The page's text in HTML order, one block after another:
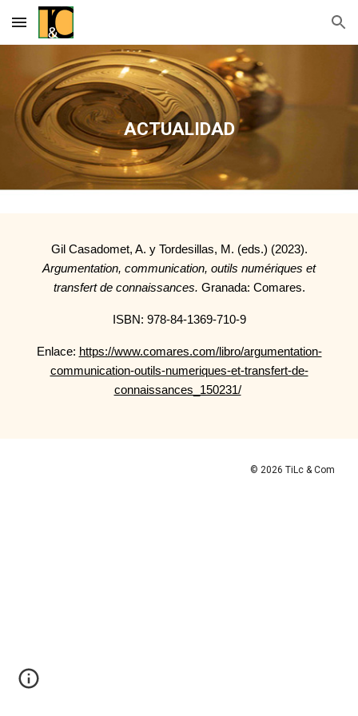
Skip to main content Skip to navigation
ACTUALIDAD
Gil Casadomet, A. y Tordesillas, M. (eds.) (2023).
Argumentation, communication, outils numériques et
transfert de connaissances. Granada: Comares.
ISBN: 978-84-1369-710-9
Enlace: https://www.comares.com/libro/argumentation-
communication-outils-numeriques-et-transfert-de-
connaissances_150231/
© 2026 TiLc & Com